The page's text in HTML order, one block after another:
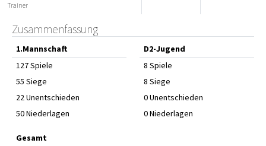
Trainer
Zusammenfassung
1.Mannschaft
127 Spiele
55 Siege
22 Unentschieden
50 Niederlagen
D2-Jugend
8 Spiele
8 Siege
0 Unentschieden
0 Niederlagen
Gesamt